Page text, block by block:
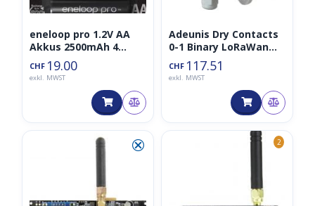
eneloop pro 1.2V AA
Akkus 2500mAh 4
Stück
CHF 19.00
exkl. MWST
Adeunis Dry Contacts
0-1 Binary LoRaWan
Sensor/Aktor 868MHz
(discontinued)
CHF 117.51
exkl. MWST
⮿ 2